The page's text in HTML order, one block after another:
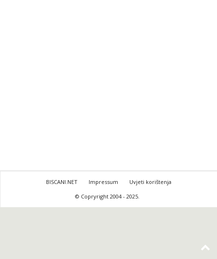
BISCANI.NET Impressum
Uvjeti korištenja
© Copryright 2004 - 2025.